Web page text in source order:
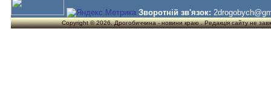
Зворотній зв'язок:
Copyright © 2026. Дрогобиччина - новини краю . Редакція сайту не